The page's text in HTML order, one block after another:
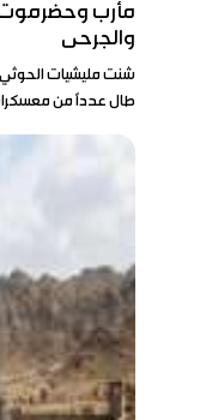
مأرب
والجرحى
شنت مليشيات الحوثي
طال عدداً من